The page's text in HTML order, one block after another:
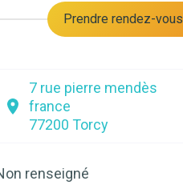
Prendre rendez-vous
7 rue pierre mendès
france
77200 Torcy
renseigné